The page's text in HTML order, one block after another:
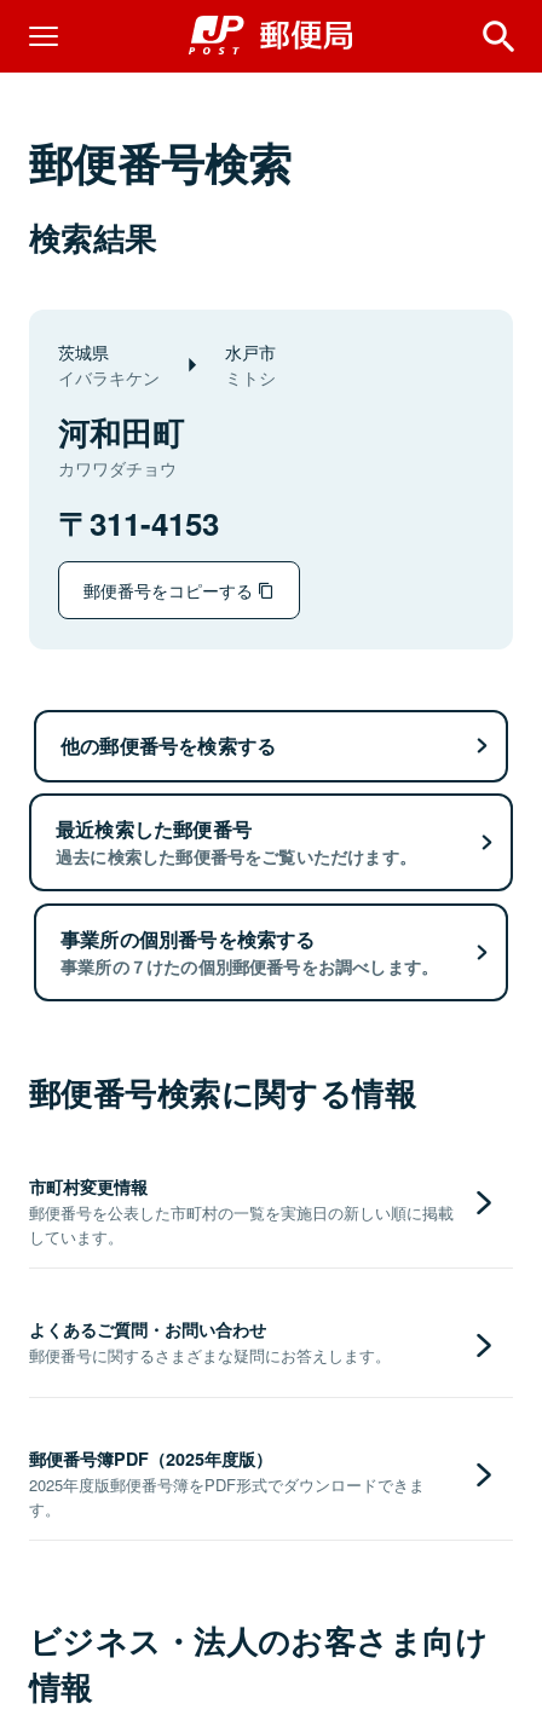
郵便番号検索
検索結果
茨城県
イバラキケン
水戸市
ミトシ
河和田町
カワワダチョウ
311-4153
郵便番号をコピーする
他の郵便番号を検索する
最近検索した郵便番号
過去に検索した郵便番号をご覧いただけます。
事業所の個別番号を検索する
事業所の７けたの個別郵便番号をお調べします。
郵便番号検索に関する情報
市町村変更情報
郵便番号を公表した市町村の一覧を実施日の新しい順に掲載
しています。
よくあるご質問・お問い合わせ
郵便番号に関するさまざまな疑問にお答えします。
郵便番号簿PDF（2025年度版）
2025年度版郵便番号簿をPDF形式でダウンロードできま
す。
ビジネス・法人のお客さま向け
情報